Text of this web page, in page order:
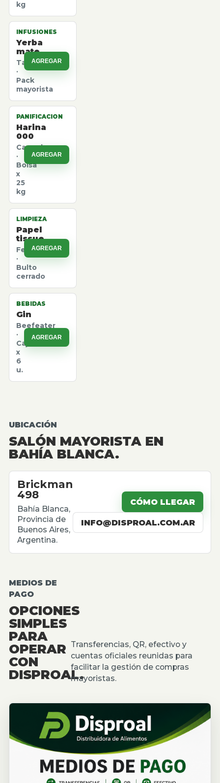
kg
INFUSIONES
Yerba
mate
Taragui
·
Pack
mayorista
AGREGAR
PANIFICACION
Harina
000
Canuelas
·
Bolsa
x
25
kg
AGREGAR
LIMPIEZA
Papel
tissue
Felpita
·
Bulto
cerrado
AGREGAR
BEBIDAS
Gin
Beefeater
·
Caja
x
6
u.
AGREGAR
UBICACIÓN
SALÓN MAYORISTA EN
BAHÍA BLANCA.
Brickman
498
Bahía Blanca,
Provincia de
Buenos Aires,
Argentina.
CÓMO LLEGAR
INFO@DISPROAL.COM.AR
MEDIOS DE
PAGO
OPCIONES
SIMPLES
PARA
OPERAR
CON
DISPROAL.
Transferencias, QR, efectivo y
cuentas oficiales reunidas para
facilitar la gestión de compras
mayoristas.